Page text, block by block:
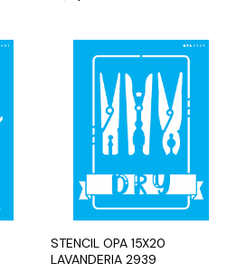
STENCIL OPA 15X20
LAVANDERIA 2939